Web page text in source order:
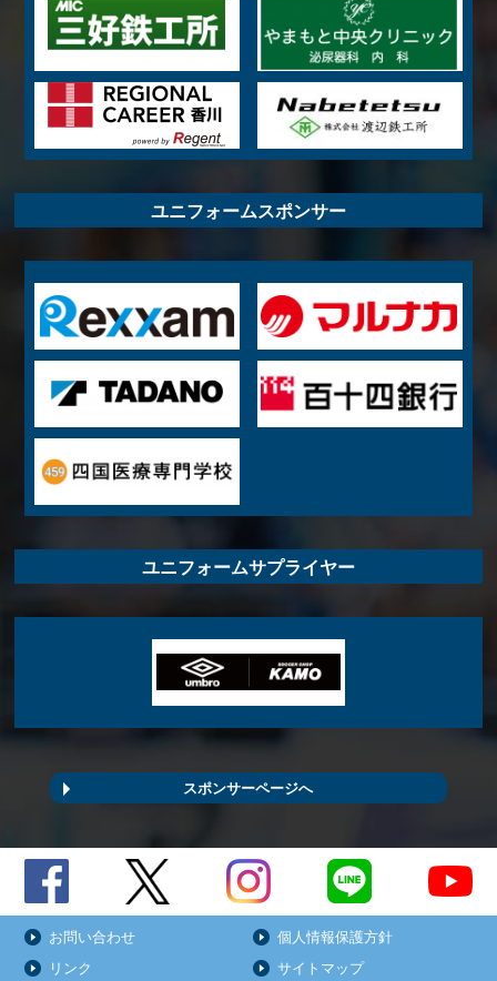
ユニフォームスポンサー
ユニフォームサプライヤー
スポンサーページへ
お問い合わせ
個人情報保護方針
リンク
サイトマップ